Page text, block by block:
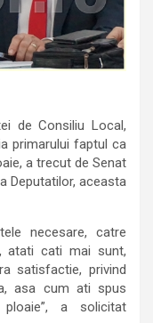
de Consiliu Local,
primarului faptul ca
a trecut de Senat
Deputatilor, aceasta
necesare, catre
atati cati mai sunt,
satisfactie, privind
asa cum ati spus
a solicitat